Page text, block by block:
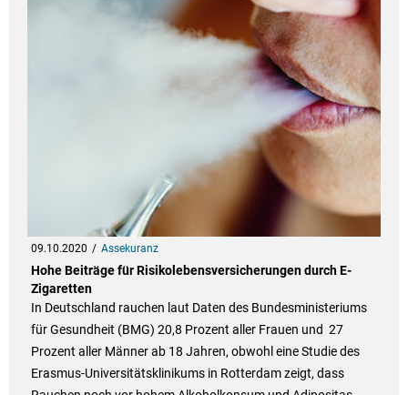
09.10.2020 Assekuranz
Hohe Beiträge für Risikolebensversicherungen durch E-
Zigaretten
In Deutschland rauchen laut Daten des Bundesministeriums
für Gesundheit (BMG) 20,8 Prozent aller Frauen und 27
Prozent aller Männer ab 18 Jahren, obwohl eine Studie des
Erasmus-Universitätsklinikums in Rotterdam zeigt, dass